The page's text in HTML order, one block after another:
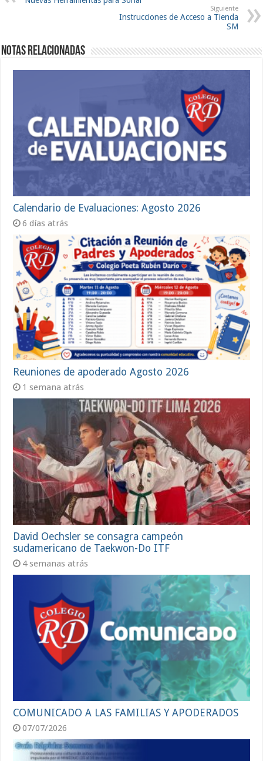
Siguiente
Instrucciones de Acceso a Tienda
SM
Notas Relacionadas
Calendario de Evaluaciones: Agosto 2026
6 días atrás
Reuniones de apoderado Agosto 2026
1 semana atrás
David Oechsler se consagra campeón
sudamericano de Taekwon-Do ITF
4 semanas atrás
COMUNICADO A LAS FAMILIAS Y APODERADOS
07/07/2026